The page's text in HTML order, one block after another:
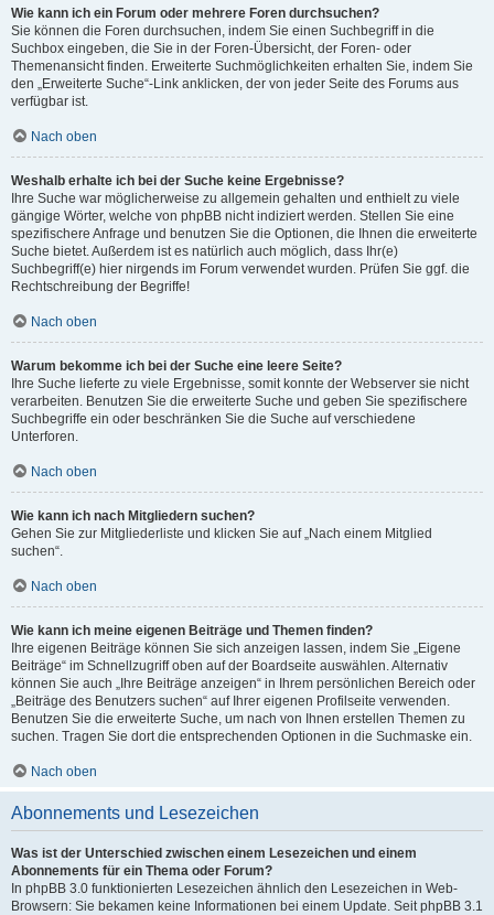
Wie kann ich ein Forum oder mehrere Foren durchsuchen?
Sie können die Foren durchsuchen, indem Sie einen Suchbegriff in die
Suchbox eingeben, die Sie in der Foren-Übersicht, der Foren- oder
Themenansicht finden. Erweiterte Suchmöglichkeiten erhalten Sie, indem Sie
den „Erweiterte Suche“-Link anklicken, der von jeder Seite des Forums aus
verfügbar ist.
Nach oben
Weshalb erhalte ich bei der Suche keine Ergebnisse?
Ihre Suche war möglicherweise zu allgemein gehalten und enthielt zu viele
gängige Wörter, welche von phpBB nicht indiziert werden. Stellen Sie eine
spezifischere Anfrage und benutzen Sie die Optionen, die Ihnen die erweiterte
Suche bietet. Außerdem ist es natürlich auch möglich, dass Ihr(e)
Suchbegriff(e) hier nirgends im Forum verwendet wurden. Prüfen Sie ggf. die
Rechtschreibung der Begriffe!
Nach oben
Warum bekomme ich bei der Suche eine leere Seite?
Ihre Suche lieferte zu viele Ergebnisse, somit konnte der Webserver sie nicht
verarbeiten. Benutzen Sie die erweiterte Suche und geben Sie spezifischere
Suchbegriffe ein oder beschränken Sie die Suche auf verschiedene
Unterforen.
Nach oben
Wie kann ich nach Mitgliedern suchen?
Gehen Sie zur Mitgliederliste und klicken Sie auf „Nach einem Mitglied
suchen“.
Nach oben
Wie kann ich meine eigenen Beiträge und Themen finden?
Ihre eigenen Beiträge können Sie sich anzeigen lassen, indem Sie „Eigene
Beiträge“ im Schnellzugriff oben auf der Boardseite auswählen. Alternativ
können Sie auch „Ihre Beiträge anzeigen“ in Ihrem persönlichen Bereich oder
„Beiträge des Benutzers suchen“ auf Ihrer eigenen Profilseite verwenden.
Benutzen Sie die erweiterte Suche, um nach von Ihnen erstellen Themen zu
suchen. Tragen Sie dort die entsprechenden Optionen in die Suchmaske ein.
Nach oben
Abonnements und Lesezeichen
Was ist der Unterschied zwischen einem Lesezeichen und einem
Abonnements für ein Thema oder Forum?
In phpBB 3.0 funktionierten Lesezeichen ähnlich den Lesezeichen in Web-
Browsern: Sie bekamen keine Informationen bei einem Update. Seit phpBB 3.1